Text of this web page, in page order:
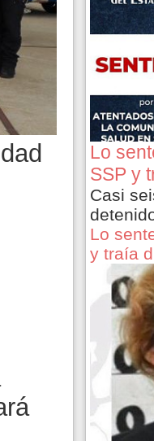
Lo
SSP y
Casi
Lo
y traía